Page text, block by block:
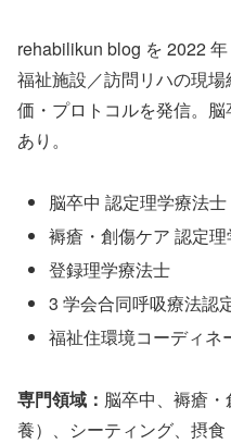
rehabilikun blog を 2022
福祉施設／訪問リハの現
価・プロトコルを発信。
あり。
脳卒中 認定理学療法士
褥瘡・創傷ケア 認定
登録理学療法士
3 学会合同呼吸療法認
福祉住環境コーディネ
専門領域： 脳卒中、褥瘡
養）、シーティング、摂食